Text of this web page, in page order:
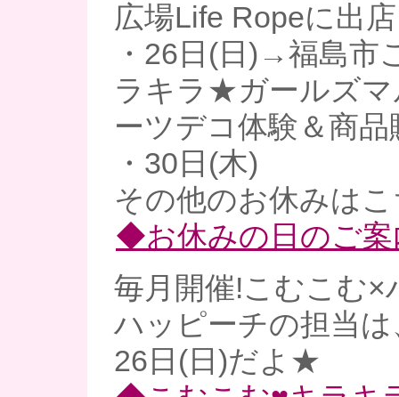
広場Life Ropeに出店
・26日(日)→福島市
ラキラ★ガールズ
ーツデコ体験＆商品
・30日(木)
その他のお休みは
◆お休みの日のご
毎月開催!こむこむ×
ハッピーチの担当
26日(日)だよ★